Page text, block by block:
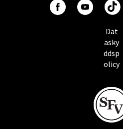
Dat
asky
ddsp
olicy